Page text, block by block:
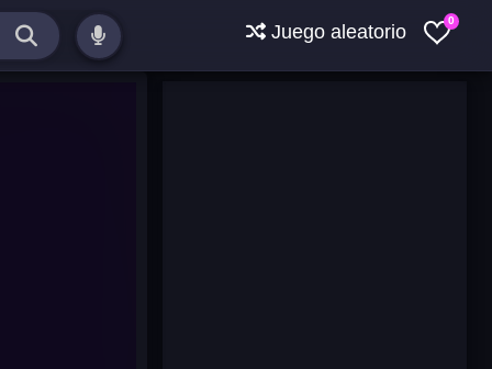
0
Juego aleatorio